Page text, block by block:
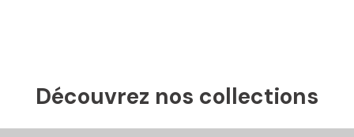
Découvrez nos collections